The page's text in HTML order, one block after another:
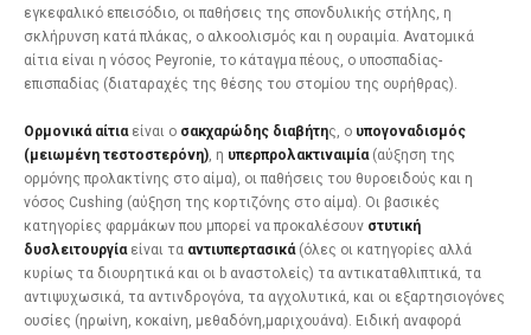
εγκεφαλικό επεισόδιο, οι παθήσεις της σπονδυλικής στήλης, η
σκλήρυνση κατά πλάκας, ο αλκοολισμός και η ουραιμία. Ανατομικά
αίτια είναι η νόσος Peyronie, το κάταγμα πέους, ο υποσπαδίας-
επισπαδίας (διαταραχές της θέσης του στομίου της ουρήθρας).
Ορμονικά αίτιαείναι ο σακχαρώδης διαβήτης, ο υπογοναδισμός
(μειωμένη τεστοστερόνη), η υπερπρολακτιναιμία(αύξηση της
ορμόνης προλακτίνης στο αίμα), οι παθήσεις του θυροειδούς και η
νόσος Cushing (αύξηση της κορτιζόνης στο αίμα). Οι βασικές
κατηγορίες φαρμάκων που μπορεί να προκαλέσουν στυτική
δυσλειτουργίαείναι τα αντιυπερτασικά(όλες οι κατηγορίες αλλά
κυρίως τα διουρητικά και οι b αναστολείς) τα αντικαταθλιπτικά, τα
αντιψυχωσικά, τα αντινδρογόνα, τα αγχολυτικά, και οι εξαρτησιογόνες
ουσίες (ηρωίνη, κοκαίνη, μεθαδόνη,μαριχουάνα). Ειδική αναφορά